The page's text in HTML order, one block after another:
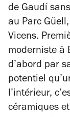
de Gaudí
au Parc
Vicens.
moderniste à
d’abord par
potentiel
l’intérieur,
céramiques